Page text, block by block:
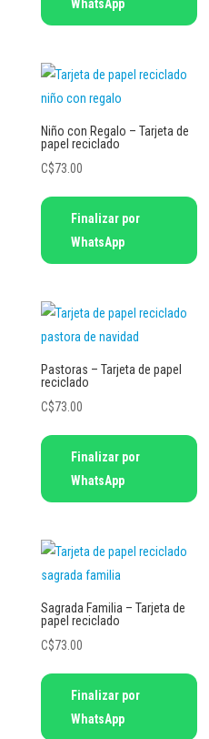
WhatsApp
Niño con Regalo – Tarjeta de
papel reciclado
C$73.00
Finalizar por
WhatsApp
Pastoras – Tarjeta de papel
reciclado
C$73.00
Finalizar por
WhatsApp
Sagrada Familia – Tarjeta de
papel reciclado
C$73.00
Finalizar por
WhatsApp